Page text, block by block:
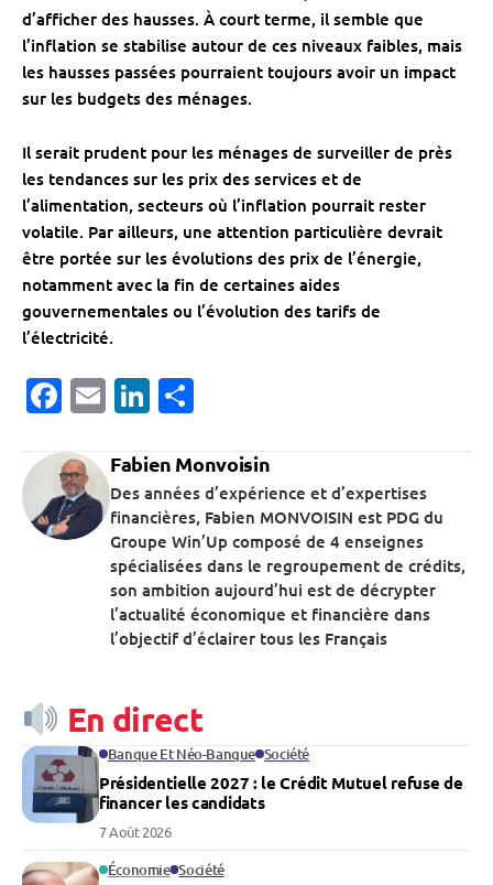
d’afficher des hausses. À court terme, il semble que
l’inflation se stabilise autour de ces niveaux faibles, mais
les hausses passées pourraient toujours avoir un impact
sur les budgets des ménages.
Il serait prudent pour les ménages de surveiller de près
les tendances sur les prix des services et de
l’alimentation, secteurs où l’inflation pourrait rester
volatile. Par ailleurs, une attention particulière devrait
être portée sur les évolutions des prix de l’énergie,
notamment avec la fin de certaines aides
gouvernementales ou l’évolution des tarifs de
l’électricité.
Facebook
EmailLinkedIn
Fabien Monvoisin
Des années d’expérience et d’expertises
financières, Fabien MONVOISIN est PDG du
Groupe Win’Up composé de 4 enseignes
spécialisées dans le regroupement de crédits,
son ambition aujourd’hui est de décrypter
l’actualité économique et financière dans
l’objectif d’éclairer tous les Français
En direct
Banque Et Néo-Banque Société
Présidentielle 2027 : le Crédit Mutuel refuse de
financer les candidats
7 Août 2026
Économie Société